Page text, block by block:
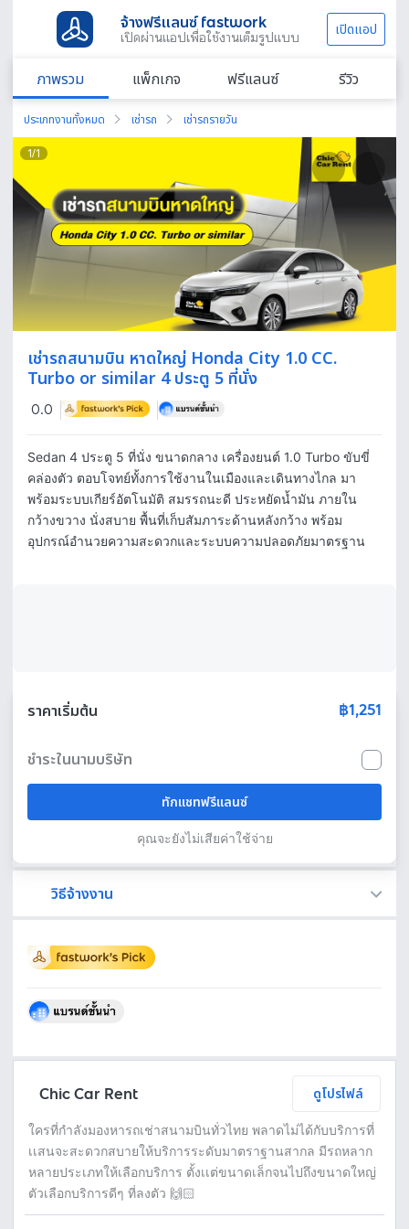
จ้างฟรีแลนซ์ fastwork
เปิดผ่านแอปเพื่อใช้งานเต็มรูปแบบ เปิดแอป
ภาพรวม แพ็กเกจ ฟรีแลนซ์ รีวิว
ประเภทงานทั้งหมด เช่ารถ เช่ารถรายวัน
1/1
เช่ารถสนามบิน หาดใหญ่ Honda City 1.0 CC.
Turbo or similar 4 ประตู 5 ที่นั่ง
0.0
Sedan 4 ประตู 5 ที่นั่ง ขนาดกลาง เครื่องยนต์ 1.0 Turbo ขับขี่
คล่องตัว ตอบโจทย์ทั้งการใช้งานในเมืองและเดินทางไกล มา
พร้อมระบบเกียร์อัตโนมัติ สมรรถนะดี ประหยัดน้ำมัน ภายใน
กว้างขวาง นั่งสบาย พื้นที่เก็บสัมภาระด้านหลังกว้าง พร้อม
อุปกรณ์อำนวยความสะดวกและระบบความปลอดภัยมาตรฐาน
ราคาเริ่มต้น ฿1,251
ชำระในนามบริษัท
ทักแชทฟรีแลนซ์
คุณจะยังไม่เสียค่าใช้จ่าย
วิธีจ้างงาน
Chic Car Rent ดูโปรไฟล์
ใครที่กำลังมองหารถเช่าสนามบินทั่วไทย พลาดไม่ได้กับบริการที่
เเสนจะสะดวกสบายให้บริการระดับมาตราฐานสากล มีรถหลาก
หลายประเภทให้เลือกบริการ ตั้งเเต่ขนาดเล็กจนไปถึงขนาดใหญ่
ตัวเลือกบริการดีๆ ที่ลงตัว 🙌🏻